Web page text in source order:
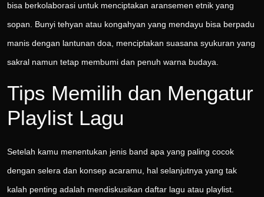
bisa berkolaborasi untuk menciptakan aransemen etnik yang
sopan. Bunyi tehyan atau kongahyan yang mendayu bisa berpadu
manis dengan lantunan doa, menciptakan suasana syukuran yang
sakral namun tetap membumi dan penuh warna budaya.
Tips Memilih dan Mengatur
Playlist Lagu
Setelah kamu menentukan jenis band apa yang paling cocok
dengan selera dan konsep acaramu, hal selanjutnya yang tak
kalah penting adalah mendiskusikan daftar lagu atau playlist.